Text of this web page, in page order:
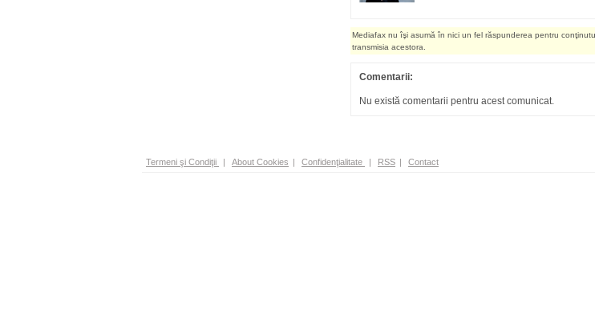
Mediafax nu îşi asumă în nici un fel răspunderea pentru
transmisia acestora.
Comentarii:
Nu există comentarii pentru acest comunicat.
Termeni şi Condiţii | About Cookies | Confidenţialitate | RSS | Contact